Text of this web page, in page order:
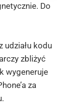
Do
udziału kodu
zbliżyć
wygeneruje
za